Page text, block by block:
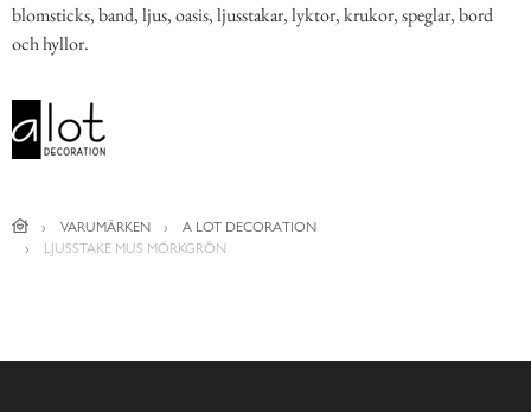
blomsticks, band, ljus, oasis, ljusstakar, lyktor, krukor, speglar, bord
och hyllor.
VARUMÄRKEN
A LOT DECORATION
LJUSSTAKE MUS MÖRKGRÖN